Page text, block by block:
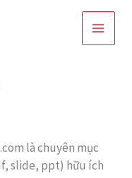
là chuyên mục
slide, ppt) hữu ích